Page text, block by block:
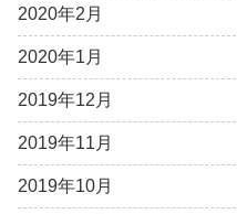
2020年2月
2020年1月
2019年12月
2019年11月
2019年10月